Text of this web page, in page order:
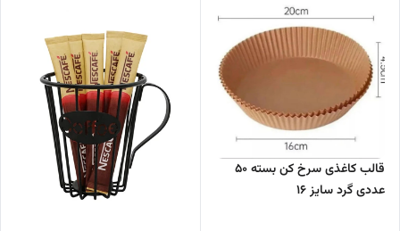
قالب کاغذی سرخ کن بسته 50
عددی گرد سایز 16